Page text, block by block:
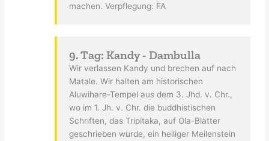
machen. Verpflegung: FA
9. Tag: Kandy - Dambulla
Wir verlassen Kandy und brechen auf nach
Matale. Wir halten am historischen
Aluwihare-Tempel aus dem 3. Jhd. v. Chr.,
wo im 1. Jh. v. Chr. die buddhistischen
Schriften, das Tripitaka, auf Ola-Blätter
geschrieben wurde, ein heiliger Meilenstein